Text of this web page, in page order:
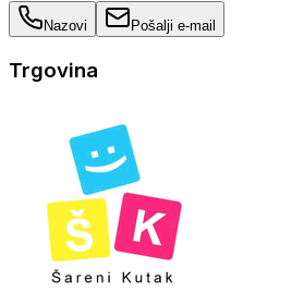
Nazovi Pošalji e-mail
Trgovina